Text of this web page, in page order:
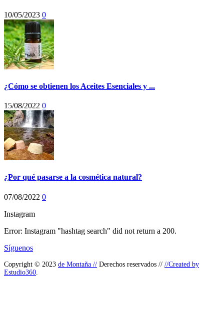
10/05/2023 0
¿Cómo se obtienen los Aceites Esenciales y ...
15/08/2022 0
¿Por qué pasarse a la cosmética natural?
07/08/2022 0
Instagram
Error: Instagram "hashtag search" did not return a 200.
Síguenos
Copyright © 2023 de Montaña // Derechos reservados // //Created by
Estudio360